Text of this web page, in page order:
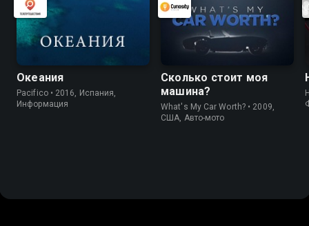
Океания
Pacifico • 2016, Испания,
Информация
Сколько стоит моя
машина?
What's My Car Worth? • 2009,
США, Авто-мото